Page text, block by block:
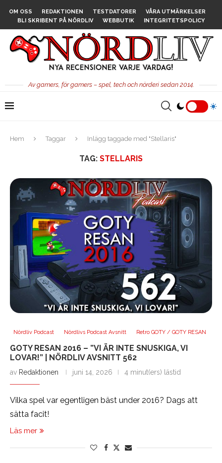
OM OSS REDAKTIONEN TESTDATORER
VÅRA UTMÄRKELSER
BLI SKRIBENT PÅ NÖRDLIV
WEBBUTIK INTEGRITETSPOLICY
Av gamers, för gamers – spel, tech och nörderi sedan 2014.
Hem Taggar Inlägg taggade med "Stellaris"
TAG: STELLARIS
Nördliv Podcast Nördlivs Podcast Avsnitt Retro GOTY / GOTY RESAN
GOTY RESAN 2016 – ”VI ÄR INTE SNUSKIGA, VI
LOVAR!” | NÖRDLIV AVSNITT 562
av Redaktionen juni 14, 2026 4 minut(ers) lästid
Vilka spel var egentligen bäst under 2016? Dags att
sätta facit!
Läs mer